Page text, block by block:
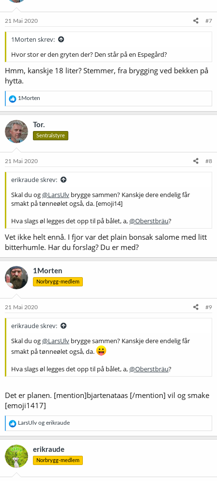
o
e
21 Mai 2020 #7
1Morten skrev:
Hvor stor er den gryten der? Den står på en Espegård?
Hmm, kanskje 18 liter? Stemmer, fra brygging ved bekken på
hytta.
R
e
a
k
s
j
o
e
1Morten
Tor.
Sentralstyre
21 Mai 2020 #8
erikraude skrev:
Skal du og@LarsUlv brygge sammen? Kanskje dere endelig får
smakt på tønneølet også, da. [emoji14]
Hva slags øl legges det opp til på bålet, a,@Oberstbräu?
Vet ikke helt ennå. I fjor var det plain bonsak salome med litt
bitterhumle. Har du forslag? Du er med?
1Morten
Norbrygg-medlem
21 Mai 2020 #9
erikraude skrev:
Skal du og@LarsUlv brygge sammen? Kanskje dere endelig får
smakt på tønneølet også, da.
Hva slags øl legges det opp til på bålet, a,@Oberstbräu?
Det er planen. [mention]bjartenataas [/mention] vil og smake
[emoji1417]
R
e
a
k
s
j
o
LarsUlv og erikraude
erikraude
Norbrygg-medlem